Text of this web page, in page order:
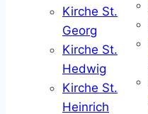
Kirche St.
Georg
Kirche St.
Hedwig
Kirche St.
Heinrich